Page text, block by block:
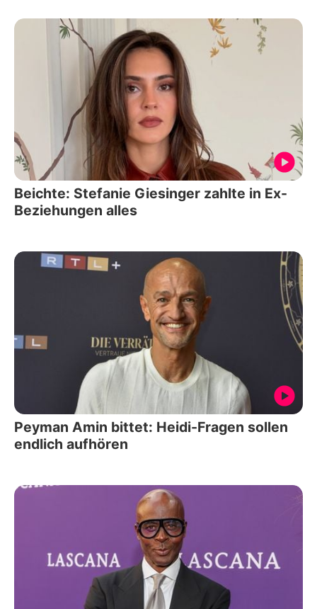
Beichte: Stefanie Giesinger zahlte in Ex-
Beziehungen alles
Peyman Amin bittet: Heidi-Fragen sollen
endlich aufhören